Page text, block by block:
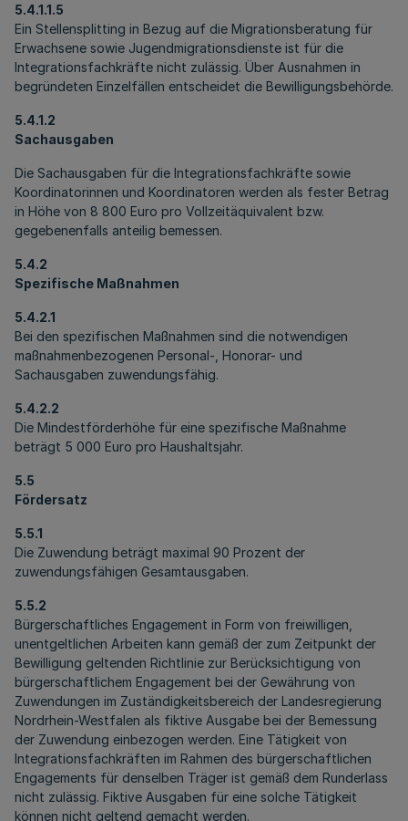
5.4.1.1.5
Ein Stellensplitting in Bezug auf die Migrationsberatung für
Erwachsene sowie Jugendmigrationsdienste ist für die
Integrationsfachkräfte nicht zulässig. Über Ausnahmen in
begründeten Einzelfällen entscheidet die Bewilligungsbehörde.
5.4.1.2
Sachausgaben
Die Sachausgaben für die Integrationsfachkräfte sowie
Koordinatorinnen und Koordinatoren werden als fester Betrag
in Höhe von 8 800 Euro pro Vollzeitäquivalent bzw.
gegebenenfalls anteilig bemessen.
5.4.2
Spezifische Maßnahmen
5.4.2.1
Bei den spezifischen Maßnahmen sind die notwendigen
maßnahmenbezogenen Personal-, Honorar- und
Sachausgaben zuwendungsfähig.
5.4.2.2
Die Mindestförderhöhe für eine spezifische Maßnahme
beträgt 5 000 Euro pro Haushaltsjahr.
5.5
Fördersatz
5.5.1
Die Zuwendung beträgt maximal 90 Prozent der
zuwendungsfähigen Gesamtausgaben.
5.5.2
Bürgerschaftliches Engagement in Form von freiwilligen,
unentgeltlichen Arbeiten kann gemäß der zum Zeitpunkt der
Bewilligung geltenden Richtlinie zur Berücksichtigung von
bürgerschaftlichem Engagement bei der Gewährung von
Zuwendungen im Zuständigkeitsbereich der Landesregierung
Nordrhein-Westfalen als fiktive Ausgabe bei der Bemessung
der Zuwendung einbezogen werden. Eine Tätigkeit von
Integrationsfachkräften im Rahmen des bürgerschaftlichen
Engagements für denselben Träger ist gemäß dem Runderlass
nicht zulässig. Fiktive Ausgaben für eine solche Tätigkeit
können nicht geltend gemacht werden.